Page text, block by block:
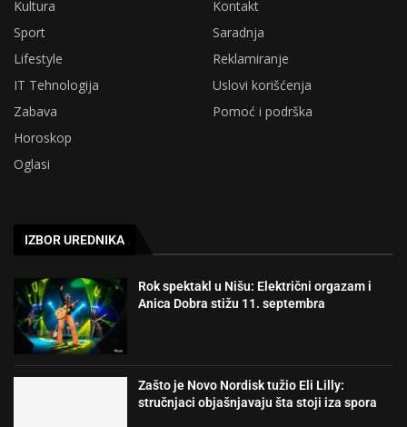
Kultura
Kontakt
Sport
Saradnja
Lifestyle
Reklamiranje
IT Tehnologija
Uslovi korišćenja
Zabava
Pomoć i podrška
Horoskop
Oglasi
IZBOR UREDNIKA
Rok spektakl u Nišu: Električni orgazam i
Anica Dobra stižu 11. septembra
Zašto je Novo Nordisk tužio Eli Lilly:
stručnjaci objašnjavaju šta stoji iza spora